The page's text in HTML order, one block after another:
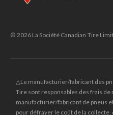
© 2026 La Société Canadian Tire
△Le manufacturier/fabricant des
Tire sont responsables des frais
manufacturier/fabricant de pneus
pour défrayer le coût de la